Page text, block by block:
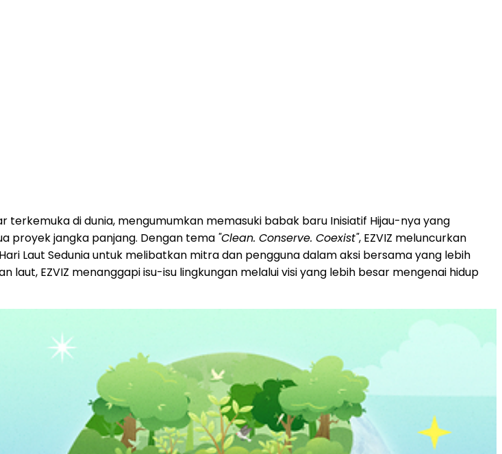
terkemuka di dunia, mengumumkan memasuki babak baru Inisiatif Hijau-nya yang
proyek jangka panjang. Dengan tema "Clean. Conserve. Coexist", EZVIZ meluncurkan
Laut Sedunia untuk melibatkan mitra dan pengguna dalam aksi bersama yang lebih
EZVIZ menanggapi isu-isu lingkungan melalui visi yang lebih besar mengenai hidup